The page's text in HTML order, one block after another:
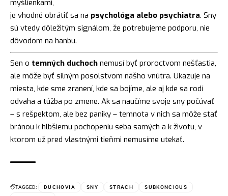
myšlienkami,
je vhodné obrátiť sa na psychológa alebo psychiatra. Sny
sú vtedy dôležitým signálom, že potrebujeme podporu, nie
dôvodom na hanbu.
Sen o temných duchoch nemusí byť proroctvom nešťastia,
ale môže byť silným posolstvom nášho vnútra. Ukazuje na
miesta, kde sme zranení, kde sa bojíme, ale aj kde sa rodí
odvaha a túžba po zmene. Ak sa naučíme svoje sny počúvať
– s rešpektom, ale bez paniky – temnota v nich sa môže stať
bránou k hlbšiemu pochopeniu seba samých a k životu, v
ktorom už pred vlastnými tieňmi nemusíme utekať.
TAGGED: DUCHOVIA SNY STRACH
SUBKONCIOUS